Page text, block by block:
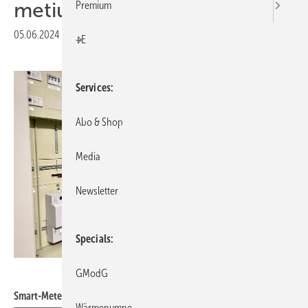
metiundo
05.06.2024 Druckvorschau
Smart-Meter-Installation.
Premium
+E
Services
Abo & Shop
Media
Newsletter
Specials
GModG